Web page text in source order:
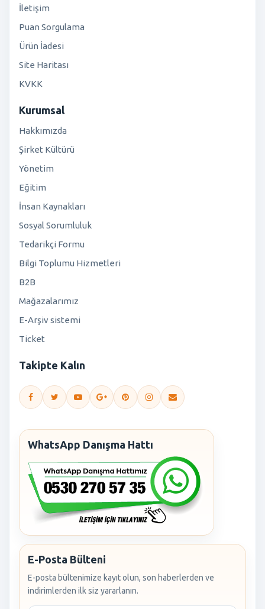
İletişim
Puan Sorgulama
Ürün İadesi
Site Haritası
KVKK
Kurumsal
Hakkımızda
Şirket Kültürü
Yönetim
Eğitim
İnsan Kaynakları
Sosyal Sorumluluk
Tedarikçi Formu
Bilgi Toplumu Hizmetleri
B2B
Mağazalarımız
E-Arşiv sistemi
Ticket
Takipte Kalın
WhatsApp Danışma Hattı
E-Posta Bülteni
E-posta bültenimize kayıt olun, son haberlerden ve
indirimlerden ilk siz yararlanın.